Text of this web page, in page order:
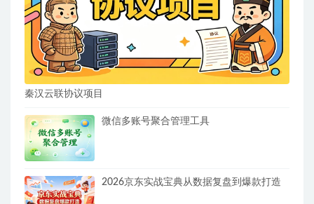
秦汉云联协议项目
微信多账号聚合管理工具
2026京东实战宝典从数据复盘到爆款打造